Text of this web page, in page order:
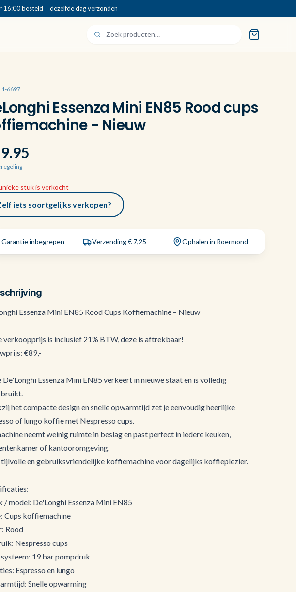
16:00 besteld = dezelfde dag verzonden
1-6697
Essenza Mini EN85 Rood cups
- Nieuw
stuk is verkocht
iets soortgelijks verkopen?
Garantie inbegrepen Verzending € 7,25 Ophalen in Roermond
Essenza Mini EN85 Rood Cups Koffiemachine – Nieuw
verkoopprijs is inclusief 21% BTW, deze is aftrekbaar!
€89,-
De'Longhi Essenza Mini EN85 verkeert in nieuwe staat en is volledig
het compacte design en snelle opwarmtijd zet je eenvoudig heerlijke
of lungo koffie met Nespresso cups.
neemt weinig ruimte in beslag en past perfect in iedere keuken,
of kantooromgeving.
en gebruiksvriendelijke koffiemachine voor dagelijks koffieplezier.
/ model: De'Longhi Essenza Mini EN85
Cups koffiemachine
Rood
Nespresso cups
19 bar pompdruk
Espresso en lungo
Snelle opwarming